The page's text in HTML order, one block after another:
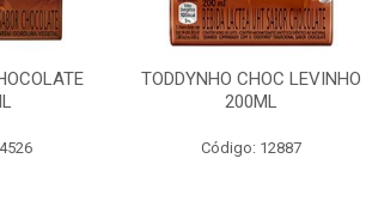
TODDYNHO CHOC LEVINHO
200ML
Código: 12887